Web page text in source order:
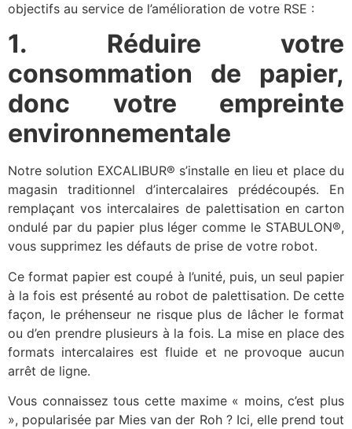
objectifs au service de l’amélioration de votre RSE :
1. Réduire votre
consommation de papier,
donc votre empreinte
environnementale
Notre solution EXCALIBUR® s’installe en lieu et place du
magasin traditionnel d’intercalaires prédécoupés. En
remplaçant vos intercalaires de palettisation en carton
ondulé par du papier plus léger comme le STABULON®,
vous supprimez les défauts de prise de votre robot.
Ce format papier est coupé à l’unité, puis, un seul papier
à la fois est présenté au robot de palettisation. De cette
façon, le préhenseur ne risque plus de lâcher le format
ou d’en prendre plusieurs à la fois. La mise en place des
formats intercalaires est fluide et ne provoque aucun
arrêt de ligne.
Vous connaissez tous cette maxime « moins, c’est plus
», popularisée par Mies van der Roh ? Ici, elle prend tout